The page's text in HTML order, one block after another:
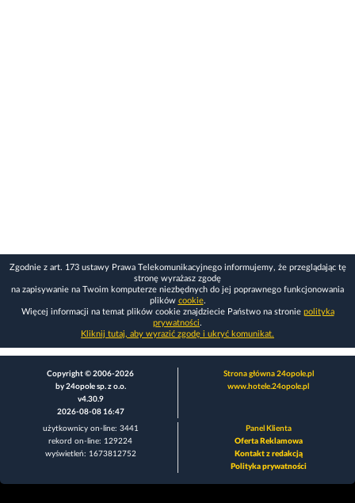
Zgodnie z art. 173 ustawy Prawa Telekomunikacyjnego informujemy, że przeglądając tę
stronę wyrażasz zgodę
na zapisywanie na Twoim komputerze niezbędnych do jej poprawnego funkcjonowania
plików cookie.
Więcej informacji na temat plików cookie znajdziecie Państwo na stronie polityka
prywatności.
Kliknij tutaj, aby wyrazić zgodę i ukryć komunikat.
Copyright © 2006-2026
by 24opole sp. z o.o.
v4.30.9
2026-08-08 16:47
Strona główna 24opole.pl
www.hotele.24opole.pl
użytkownicy on-line: 3441
rekord on-line: 129224
wyświetleń: 1673812752
Panel Klienta
Oferta Reklamowa
Kontakt z redakcją
Polityka prywatności